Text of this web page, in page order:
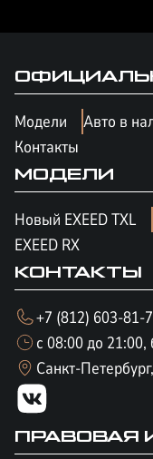
Модели Авто в
Контакты
МОДЕЛИ
Новый EXEED TXL
EXEED RX
КОНТАКТЫ
+7 (812) 603-81-
с 08:00 до
Санкт-
ПРАВОВАЯ